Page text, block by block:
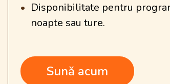
Disponibilitate pentru
noapte sau ture.
Sună acum